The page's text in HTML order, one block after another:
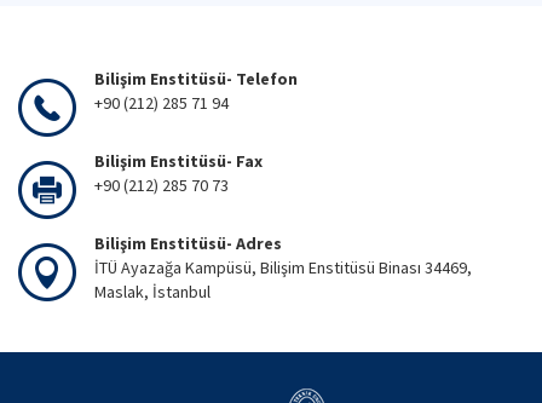
Bilişim Enstitüsü- Telefon
+90 (212) 285 71 94
Bilişim Enstitüsü- Fax
+90 (212) 285 70 73
Bilişim Enstitüsü- Adres
İTÜ Ayazağa Kampüsü, Bilişim Enstitüsü Binası 34469,
Maslak, İstanbul